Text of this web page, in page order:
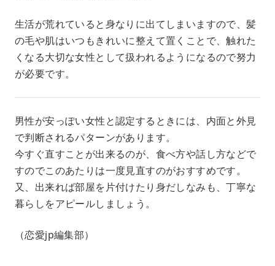
生活が荒れていると身なりに出てしまいますので、髪
の毛や肌はいつもきれいに整えて置くことで、触れた
くなる大切な女性として扱われるようになるので努力
が必要です。
男性が安っぽい女性と認定するときには、内面と外見
で判断されるパターンがあります。
今すぐ直すことが出来るのが、食べ方や話し方などで
すのでこのあたりは一度見直すのがおすすめです。
又、出来れば部屋を片付けたり身だしなみも、丁寧な
暮らしをアピールしましょう。
（恋愛jp編集部）